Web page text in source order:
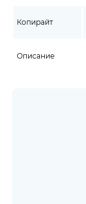
Копирайт
Описание